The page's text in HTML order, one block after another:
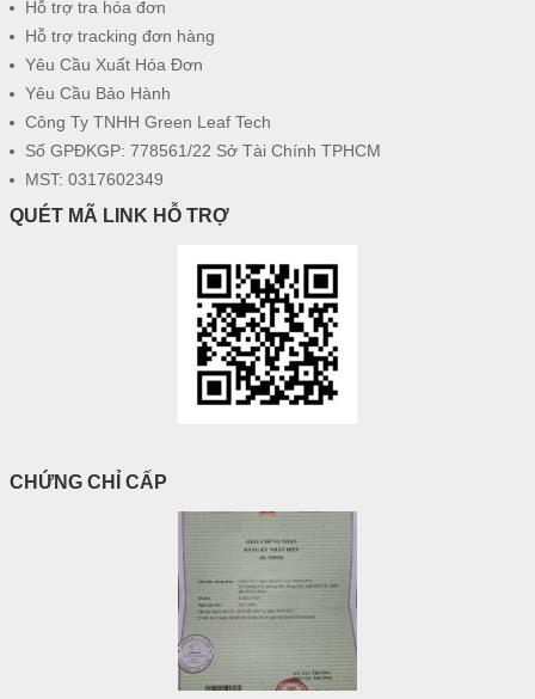
Hỗ trợ tra hóa đơn
Hỗ trợ tracking đơn hàng
Yêu Cầu Xuất Hóa Đơn
Yêu Cầu Bảo Hành
Công Ty TNHH Green Leaf Tech
Số GPĐKGP: 778561/22 Sở Tài Chính TPHCM
MST: 0317602349
QUÉT MÃ LINK HỖ TRỢ
CHỨNG CHỈ CẤP